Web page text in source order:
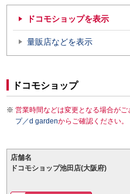
ドコモショップを表示
量販店などを表示
ドコモショップ
営業時間などは変更となる場合が
プ／d gardenからご確認ください。
店舗名
ドコモショップ池田店(大阪府)